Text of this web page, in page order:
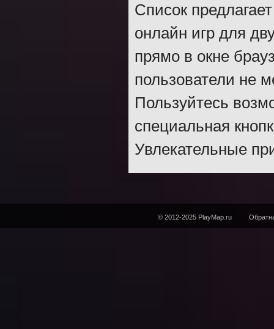
Список
онлайн игр для
прямо в окне
пользователи не
Пользуйтесь
специальная
Увлекательные
© 2012-2025 PlayMap.ru